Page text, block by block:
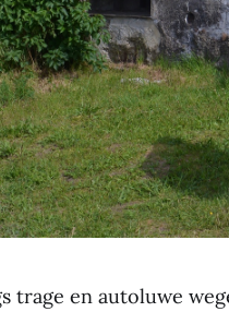
trage en autoluwe